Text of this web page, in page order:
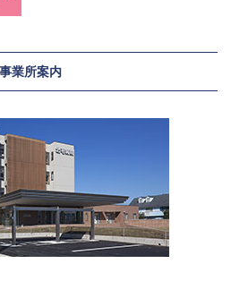
事業所案内